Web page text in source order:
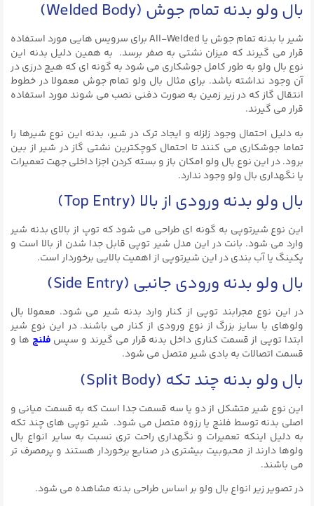
بال ولو بدنه تمام جوش (Welded Body)
شیر با بدنه تمام جوش یا All-Welded برای سرویس هایی مورد استفاده
قرار می گیرند که میزان نشتی به صفر برسد. به همین دلیل بدنه این
نوع بال ولو به طور کامل جوشکاری می شود به گونه ای که هیچ درزی در
آن وجود نداشته باشد. برای مثال بال ولو تمام جوش معمولا در خطوط
انتقال گاز که در زیر زمین به صورت دفنی نصب می شوند مورد استفاده
قرار می گیرند.
به دلیل احتمال وجود زلزله و ایجاد ترک در شیر، بدنه این نوع شیرها را
تماما جوشکاری می کنند تا احتمال کوچکترین نشتی گاز در شیر از بین
برود. در این نوع بال ولو امکان باز و بسته کردن اجزا داخلی جهت تعمیرات
یا نگهداری بال ولو وجود ندارد.
بال ولو بدنه ورودی از بالا (Top Entry)
این نوع شیرتوپی به گونه ای طراحی می شود که توپ از بالای بدنه شیر
وارد می شود. بانت در این مدل شیر توپی قابل جدا شدن از بالا است و
پکینگ یا آب بندی در این شیرتوپی از اهمیت بالایی برخوردار است.
بال ولو بدنه ورودی جانبی (Side Entry)
در این نوع مجرابند توپی از کنار وارد بدنه شیر می شود. معمولا بال
ولوهای با سایز بزرگ از نوع ورودی از کنار می باشند. در این نوع شیر
ابتدا توپی از قسمت کناری داخل بدنه قرار می گیرند و سپس فلنج ها و
قسمت اتصالات به بادی شیر متصل می شود.
بال ولو بدنه چند تکه (Split Body)
این نوع شیر متشکل از دو یا سه قسمت جدا است که به قسمت میانی و
اصلی بدنه توسط فلنج یا رزوه متصل می شود. شیر توپی های چند تکه
به دلیل اینکه تعمیرات و نگهداری راحت تری نسبت به سایر انواع بال
ولوها دارند از محبوبیت بیشتری در صنایع برخوردار هستند و پرمصرف تر
می باشند.
در تصویر زیر انواع بال ولو بر اساس طراحی بدنه مشاهده می شود.